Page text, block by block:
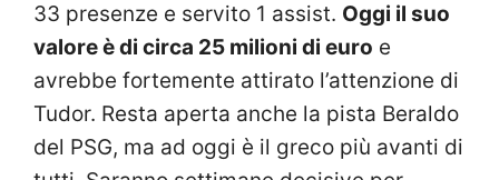
33 presenze e servito 1 assist. Oggi il suo
valore è di circa 25 milioni di euro e
avrebbe fortemente attirato l’attenzione di
Tudor. Resta aperta anche la pista Beraldo
del PSG, ma ad oggi è il greco più avanti di